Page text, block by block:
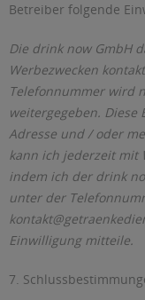
Betreiber folgende
Die drink now GmbH
Werbezwecken
Telefonnummer wird
weitergegeben.
Adresse und / oder
kann ich jederzeit mit
indem ich der drink
unter der
Einwilligung mitteile.
7.